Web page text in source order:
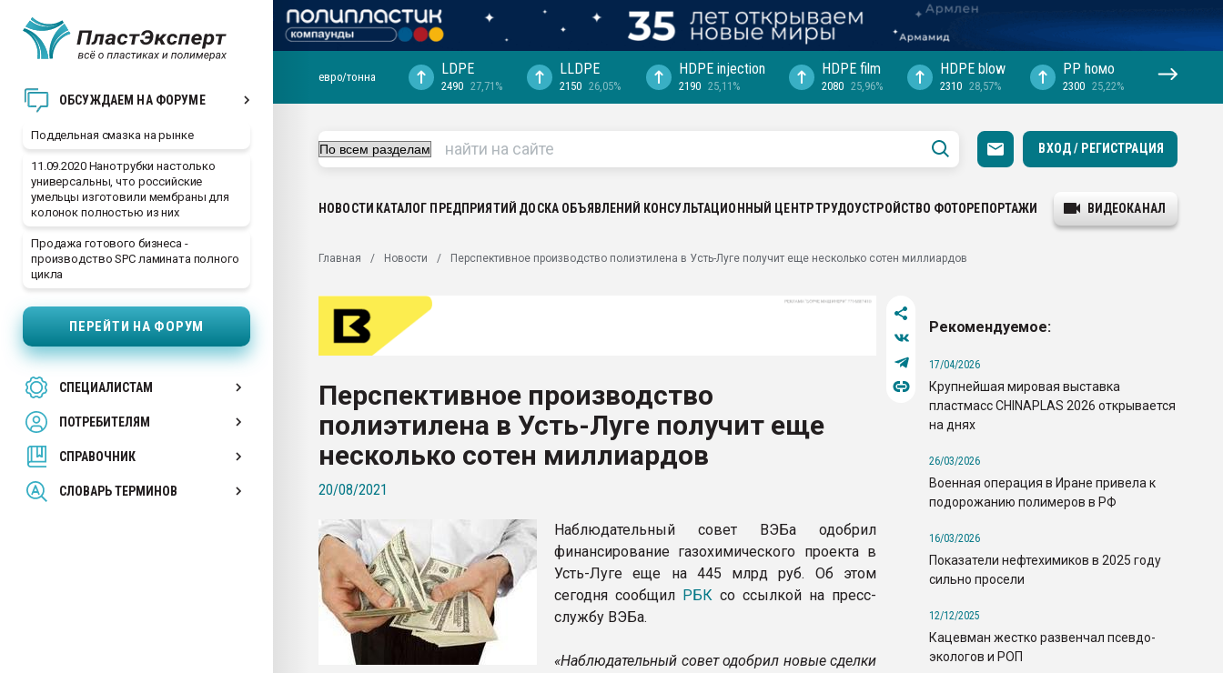
ОБСУЖДАЕМ НА ФОРУМЕ
Поддельная смазка на рынке
11.09.2020 Нанотрубки настолько
универсальны, что российские
умельцы изготовили мембраны для
колонок полностью из них
Продажа готового бизнеса -
производство SPC ламината полного
цикла
ПЕРЕЙТИ НА ФОРУМ
СПЕЦИАЛИСТАМ
ПОТРЕБИТЕЛЯМ
СПРАВОЧНИК
СЛОВАРЬ ТЕРМИНОВ
ближайшее подмосковье, с.-в.
Подмосковье, Москва
первый план в переработке
28.07.2026 "Технониколь" довольна
ситуацией на строительном рынке
Всё, что касается выдува ПЭТ
Материал поверхности пуансона для
Продам отходы Композиция
поликарбоната и АБС-пластика
Armaloy PC/ABS-1IM черный цвет
евро/тонна LDPE
2490 27,71%
LLDPE
2150 26,05%
HDPE injection
2190 25,11%
HDPE film
2080 25,96%
HDPE blow
2310 28,57%
PP hомо
2300 25,22%
ВХОД / РЕГИСТРАЦИЯ
НОВОСТИ КАТАЛОГ ПРЕДПРИЯТИЙ ДОСКА ОБЪЯВЛЕНИЙ КОНСУЛЬТАЦИОННЫЙ ЦЕНТРТРУДОУСТРОЙСТВО ФОТОРЕПОРТАЖИ ВИДЕОКАНАЛ
Главная Новости Перспективное производство полиэтилена в Усть-Луге получит еще несколько сотен миллиардов
Перспективное производство
полиэтилена в Усть-Луге получит еще
несколько сотен миллиардов
20/08/2021
Наблюдательный совет ВЭБа одобрил
финансирование газохимического проекта в
Усть-Луге еще на 445 млрд руб. Об этом
сегодня сообщил РБК со ссылкой на пресс-
службу ВЭБа.
«Наблюдательный совет одобрил новые сделки
Рекомендуемое:
17/04/2026
Крупнейшая мировая выставка
пластмасс CHINAPLAS 2026 открывается
на днях
26/03/2026
Военная операция в Иране привела к
подорожанию полимеров в РФ
16/03/2026
Показатели нефтехимиков в 2025 году
сильно просели
12/12/2025
Кацевман жестко развенчал псевдо-
экологов и РОП